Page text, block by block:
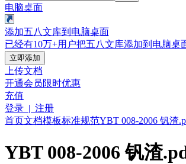
电脑桌面
添加五八文库到电脑桌面
已经有10万+用户把五八文库添加到电脑桌
立即添加
上传文档
开通会员限时优惠
充值
登录 | 注册
首页文档模板标准规范YBT 008-2006 钒渣
YBT 008-2006 钒渣